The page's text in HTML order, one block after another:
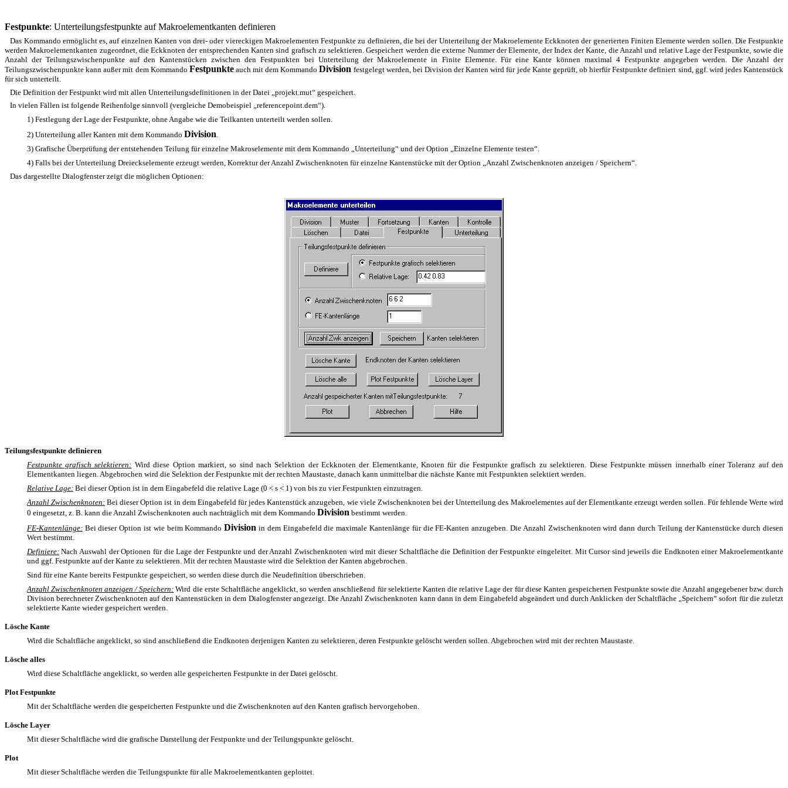
Festpunkte: Unterteilungsfestpunkte auf Makroelementkanten definieren
Das Kommando ermöglicht es, auf einzelnen Kanten von drei- oder viereckigen Makroelementen Festpunkte zu definieren, die bei der Unterteilung der Makroelemente Eckknoten der generierten Finiten Elemente werden sollen. Die Festpunkte
werden Makroelementkanten zugeordnet, die Eckknoten der entsprechenden Kanten sind grafisch zu selektieren. Gespeichert werden die externe Nummer der Elemente, der Index der Kante, die Anzahl und relative Lage der Festpunkte, sowie die
Anzahl der Teilungszwischenpunkte auf den Kantenstücken zwischen den Festpunkten bei Unterteilung der Makroelemente in Finite Elemente. Für eine Kante können maximal 4 Festpunkte angegeben werden. Die Anzahl der
Teilungszwischenpunkte kann außer mit dem Kommando Festpunkteauch mit dem Kommando Division festgelegt werden, bei Division der Kanten wird für jede Kante geprüft, ob hierfür Festpunkte definiert sind, ggf. wird jedes Kantenstück
für sich unterteilt.
Die Definition der Festpunkt wird mit allen Unterteilungsdefinitionen in der Datei „projekt.mut“ gespeichert.
In vielen Fällen ist folgende Reihenfolge sinnvoll (vergleiche Demobeispiel „referencepoint.dem“).
1) Festlegung der Lage der Festpunkte, ohne Angabe wie die Teilkanten unterteilt werden sollen.
2) Unterteilung aller Kanten mit dem Kommando Division.
3) Grafische Überprüfung der entstehenden Teilung für einzelne Makroselemente mit dem Kommando „Unterteilung“ und der Option „Einzelne Elemente testen“.
4) Falls bei der Unterteilung Dreieckselemente erzeugt werden, Korrektur der Anzahl Zwischenknoten für einzelne Kantenstücke mit der Option „Anzahl Zwischenknoten anzeigen / Speichern“.
Das dargestellte Dialogfenster zeigt die möglichen Optionen:
Teilungsfestpunkte definieren
Festpunkte grafisch selektieren: Wird diese Option markiert, so sind nach Selektion der Eckknoten der Elementkante, Knoten für die Festpunkte grafisch zu selektieren. Diese Festpunkte müssen innerhalb einer Toleranz auf den
Elementkanten liegen. Abgebrochen wird die Selektion der Festpunkte mit der rechten Maustaste, danach kann unmittelbar die nächste Kante mit Festpunkten selektiert werden.
Relative Lage:Bei dieser Option ist in dem Eingabefeld die relative Lage (0 < s < 1) von bis zu vier Festpunkten einzutragen.
Anzahl Zwischenknoten:Bei dieser Option ist in dem Eingabefeld für jedes Kantenstück anzugeben, wie viele Zwischenknoten bei der Unterteilung des Makroelementes auf der Elementkante erzeugt werden sollen. Für fehlende Werte wird
0 eingesetzt, z. B. kann die Anzahl Zwischenknoten auch nachträglich mit dem Kommando Divisionbestimmt werden.
FE-Kantenlänge:Bei dieser Option ist wie beim KommandoDivision in dem Eingabefeld die maximale Kantenlänge für die FE-Kanten anzugeben. Die Anzahl Zwischenknoten wird dann durch Teilung der Kantenstücke durch diesen
Wert bestimmt.
Definiere:Nach Auswahl der Optionen für die Lage der Festpunkte und der Anzahl Zwischenknoten wird mit dieser Schaltfläche die Definition der Festpunkte eingeleitet. Mit Cursor sind jeweils die Endknoten einer Makroelementkante
und ggf. Festpunkte auf der Kante zu selektieren. Mit der rechten Maustaste wird die Selektion der Kanten abgebrochen.
Sind für eine Kante bereits Festpunkte gespeichert, so werden diese durch die Neudefinítion überschrieben.
Anzahl Zwischenknoten anzeigen / Speichern: Wird die erste Schaltfläche angeklickt, so werden anschließend für selektierte Kanten die relative Lage der für diese Kanten gespeicherten Festpunkte sowie die Anzahl angegebener bzw. durch
Division berechneter Zwischenknoten auf den Kantenstücken in dem Dialogfenster angezeigt. Die Anzahl Zwischenknoten kann dann in dem Eingabefeld abgeändert und durch Anklicken der Schaltfläche „Speichern“ sofort für die zuletzt
selektierte Kante wieder gespeichert werden.
Lösche Kante
Wird die Schaltfläche angeklickt, so sind anschließend die Endknoten derjenigen Kanten zu selektieren, deren Festpunkte gelöscht werden sollen. Abgebrochen wird mit der rechten Maustaste.
Lösche alles
Wird diese Schaltfläche angeklickt, so werden alle gespeicherten Festpunkte in der Datei gelöscht.
Plot Festpunkte
Mit der Schaltfläche werden die gespeicherten Festpunkte und die Zwischenknoten auf den Kanten grafisch hervorgehoben.
Lösche Layer
Mit dieser Schaltfläche wird die grafische Darstellung der Festpunkte und der Teilungspunkte gelöscht.
Plot
Mit dieser Schaltfläche werden die Teilungspunkte für alle Makroelementkanten geplottet.